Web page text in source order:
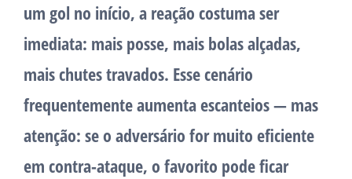
um gol no início, a reação costuma ser
imediata: mais posse, mais bolas alçadas,
mais chutes travados. Esse cenário
frequentemente aumenta escanteios — mas
atenção: se o adversário for muito eficiente
em contra-ataque, o favorito pode ficar